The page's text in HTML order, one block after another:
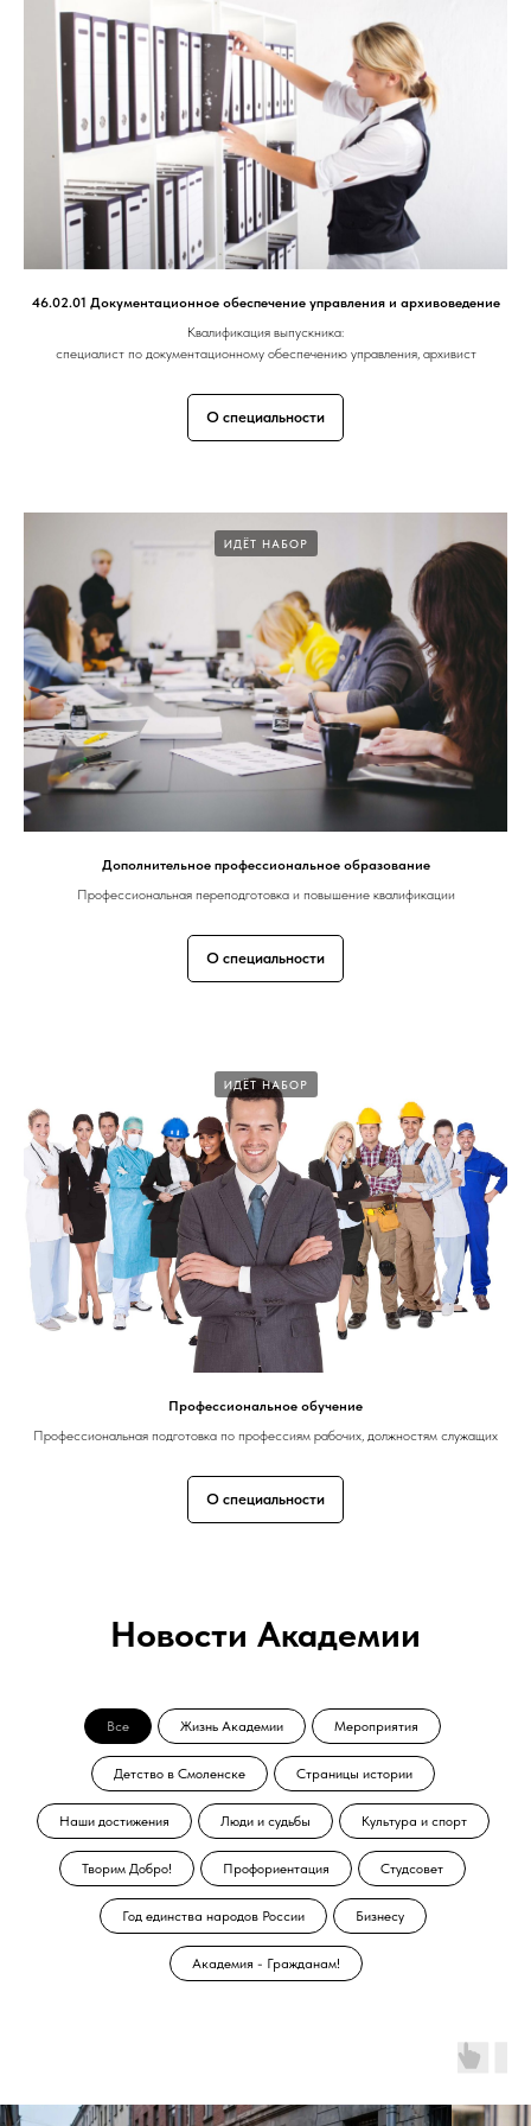
46.02.01 Документационное обеспечение управления и архивоведение
Квалификация выпускника:
специалист по документационному обеспечению управления, архивист
О специальности
ИДЁТ НАБОР
Дополнительное профессиональное образование
Профессиональная переподготовка и повышение квалификации
О специальности
ИДЁТ НАБОР
Профессиональное обучение
Профессиональная подготовка по профессиям рабочих, должностям служащих
О специальности
Новости Академии
Все Жизнь Академии Мероприятия
Детство в Смоленске Страницы истории
Наши достижения Люди и судьбы Культура и спорт
Творим Добро! Профориентация Студсовет
Год единства народов России Бизнесу
Академия - Гражданам!